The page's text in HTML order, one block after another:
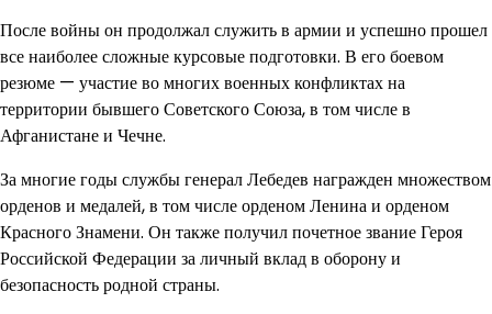
После войны он продолжал служить в армии и успешно прошел
все наиболее сложные курсовые подготовки. В его боевом
резюме — участие во многих военных конфликтах на
территории бывшего Советского Союза, в том числе в
Афганистане и Чечне.
За многие годы службы генерал Лебедев награжден множеством
орденов и медалей, в том числе орденом Ленина и орденом
Красного Знамени. Он также получил почетное звание Героя
Российской Федерации за личный вклад в оборону и
безопасность родной страны.